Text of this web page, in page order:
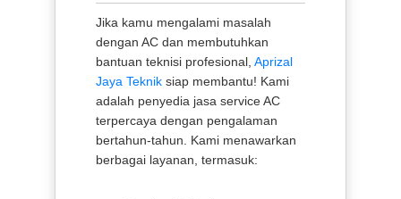
Jika kamu mengalami masalah
dengan AC dan membutuhkan
bantuan teknisi profesional, Aprizal
Jaya Tekniksiap membantu! Kami
adalah penyedia jasa service AC
terpercaya dengan pengalaman
bertahun-tahun. Kami menawarkan
berbagai layanan, termasuk: